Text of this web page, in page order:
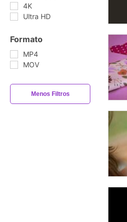
4K
Ultra HD
Formato
MP4
MOV
Menos Filtros